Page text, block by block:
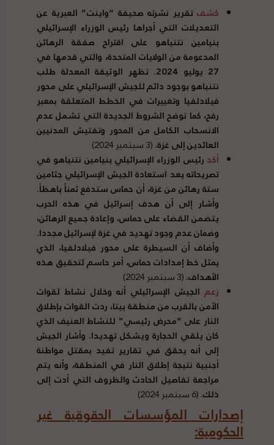
كشف تقرير نشرته صحيفة “واينت” العبرية عن
التعديلات التي أجراها رئيس الوزراء الإسرائيلي
بنيامين نتنياهو على اقتراح صفقة الرهائن
المدعومة من الولايات المتحدة، والتي قدمها في
27 يوليو 2024. تظهر الوثيقة المعدلة طلب
نتنياهو بوجود دائم للجيش الإسرائيلي على محور
فيلادلفيا وتغييرات في الخطط المتعلقة بمعبر
رفح، كما توضح الشروط الجديدة التي تشمل عدم
الانسحاب الكامل من المحور وتفتيش المدنيين
العائدين إلى غزة.(3 سبتمبر 2024)
أكد رئيس الوزراء الإسرائيلي بنيامين نتنياهو في
تصريحاته بعد استعادة الجيش الإسرائيلي جثامين
ستة رهائن من غزة، أن حماس ستدفع ثمناً باهظاً.
وأشار إلى أن هدف إسرائيل في هذه الحرب
يتضمن القضاء على حماس، وإعادة جميع الرهائن،
وضمان عدم وجود تهديد في غزة لإسرائيل مجددا.
وأضاف أن السيطرة على محور فيلادلفيا، الذي
يمثل خط إمدادات حماس، أمر حاسم لتحقيق هذه
الأهداف.(3 سبتمبر 2024)
زعم الجيش الإسرائيلي أنه وخلال نشاط لقوات
الأمن بالقرب من منطقة بيتا، ردت القوات بإطلاق
النار على “محرض رئيسي” للنشاط العنيف الذي
كان يلقي الحجارة ويشكل تهديدا. وأشار الجيش
إلى أنه يحقق في تقارير تفيد بمقتل مواطنة
أجنبية نتيجة إطلاق النار في المنطقة، وأنه يتم
مراجعة تفاصيل الحادث والظروف التي أدت إلى
ذلك.(6 سبتمبر 2024)
إصدارات المؤسسات الحقوقية غير
الحكومية: